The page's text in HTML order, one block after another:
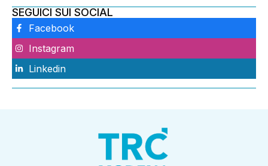
SEGUICI SUI SOCIAL
Facebook
Instagram
Linkedin